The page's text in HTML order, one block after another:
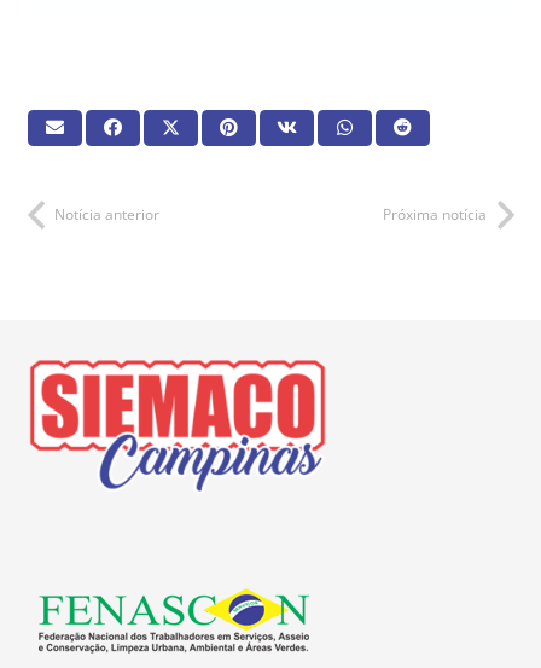
Notícia anterior Próxima notícia